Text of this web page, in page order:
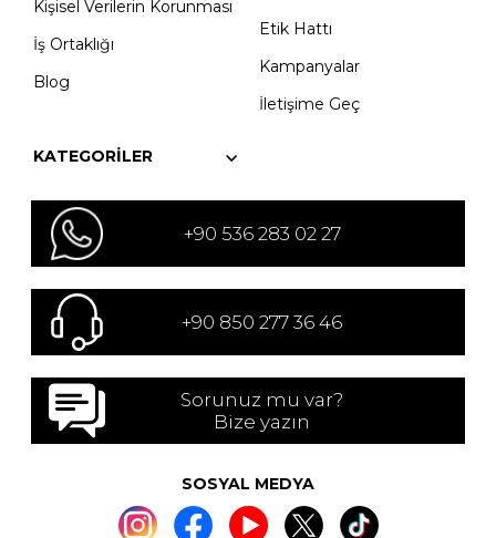
Kişisel Verilerin Korunması
İş Ortaklığı
Blog
Etik Hattı
Kampanyalar
İletişime Geç
KATEGORILER
+90 536 283 02 27
+90 850 277 36 46
Sorunuz mu var?
Bize yazın
SOSYAL MEDYA